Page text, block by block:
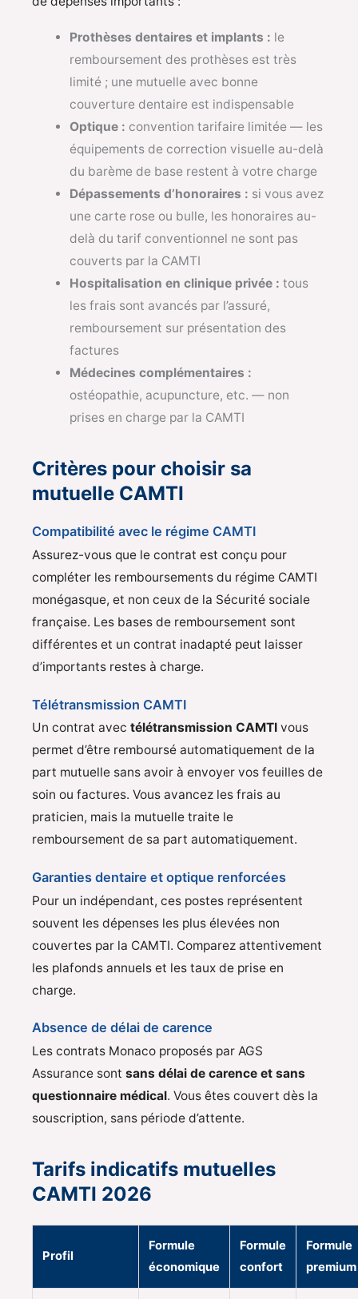
Prothèses dentaires et implants : le
remboursement des prothèses est très
limité ; une mutuelle avec bonne
couverture dentaire est indispensable
Optique : convention tarifaire limitée — les
équipements de correction visuelle au-delà
du barème de base restent à votre charge
Dépassements d’honoraires : si vous avez
une carte rose ou bulle, les honoraires au-
delà du tarif conventionnel ne sont pas
couverts par la CAMTI
Hospitalisation en clinique privée : tous
les frais sont avancés par l’assuré,
remboursement sur présentation des
factures
Médecines complémentaires :
ostéopathie, acupuncture, etc. — non
prises en charge par la CAMTI
Critères pour choisir sa
mutuelle CAMTI
Compatibilité avec le régime CAMTI
Assurez-vous que le contrat est conçu pour
compléter les remboursements du régime CAMTI
monégasque, et non ceux de la Sécurité sociale
française. Les bases de remboursement sont
différentes et un contrat inadapté peut laisser
d’importants restes à charge.
Télétransmission CAMTI
Un contrat avec télétransmission CAMTI vous
permet d’être remboursé automatiquement de la
part mutuelle sans avoir à envoyer vos feuilles de
soin ou factures. Vous avancez les frais au
praticien, mais la mutuelle traite le
remboursement de sa part automatiquement.
Garanties dentaire et optique renforcées
Pour un indépendant, ces postes représentent
souvent les dépenses les plus élevées non
couvertes par la CAMTI. Comparez attentivement
les plafonds annuels et les taux de prise en
charge.
Absence de délai de carence
Les contrats Monaco proposés par AGS
Assurance sont sans délai de carence et sans
questionnaire médical. Vous êtes couvert dès la
souscription, sans période d’attente.
Tarifs indicatifs mutuelles
CAMTI 2026
Profil
Formule
économique
Formule
confort
Formule
premium